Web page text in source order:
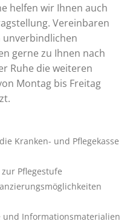
helfen wir Ihnen auch
Vereinbaren
unverbindlichen
gerne zu Ihnen nach
Ruhe die weiteren
Montag bis Freitag
Kranken- und Pflegekasse
Pflegestufe
Informationsmaterialien